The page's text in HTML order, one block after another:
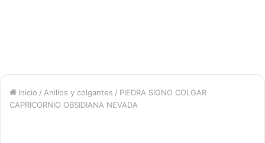
Inicio / Anillos y colgantes / PIEDRA SIGNO COLGAR
CAPRICORNIO OBSIDIANA NEVADA